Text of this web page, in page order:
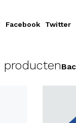
Facebook Twitter
producten